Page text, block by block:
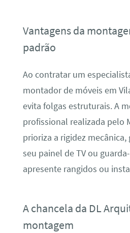
Vantagens da
padrão
Ao contratar um
montador de móveis em
evita folgas estruturais. A
profissional realizada pelo
prioriza a rigidez
seu painel de TV ou
apresente rangidos ou
A chancela da DL
montagem